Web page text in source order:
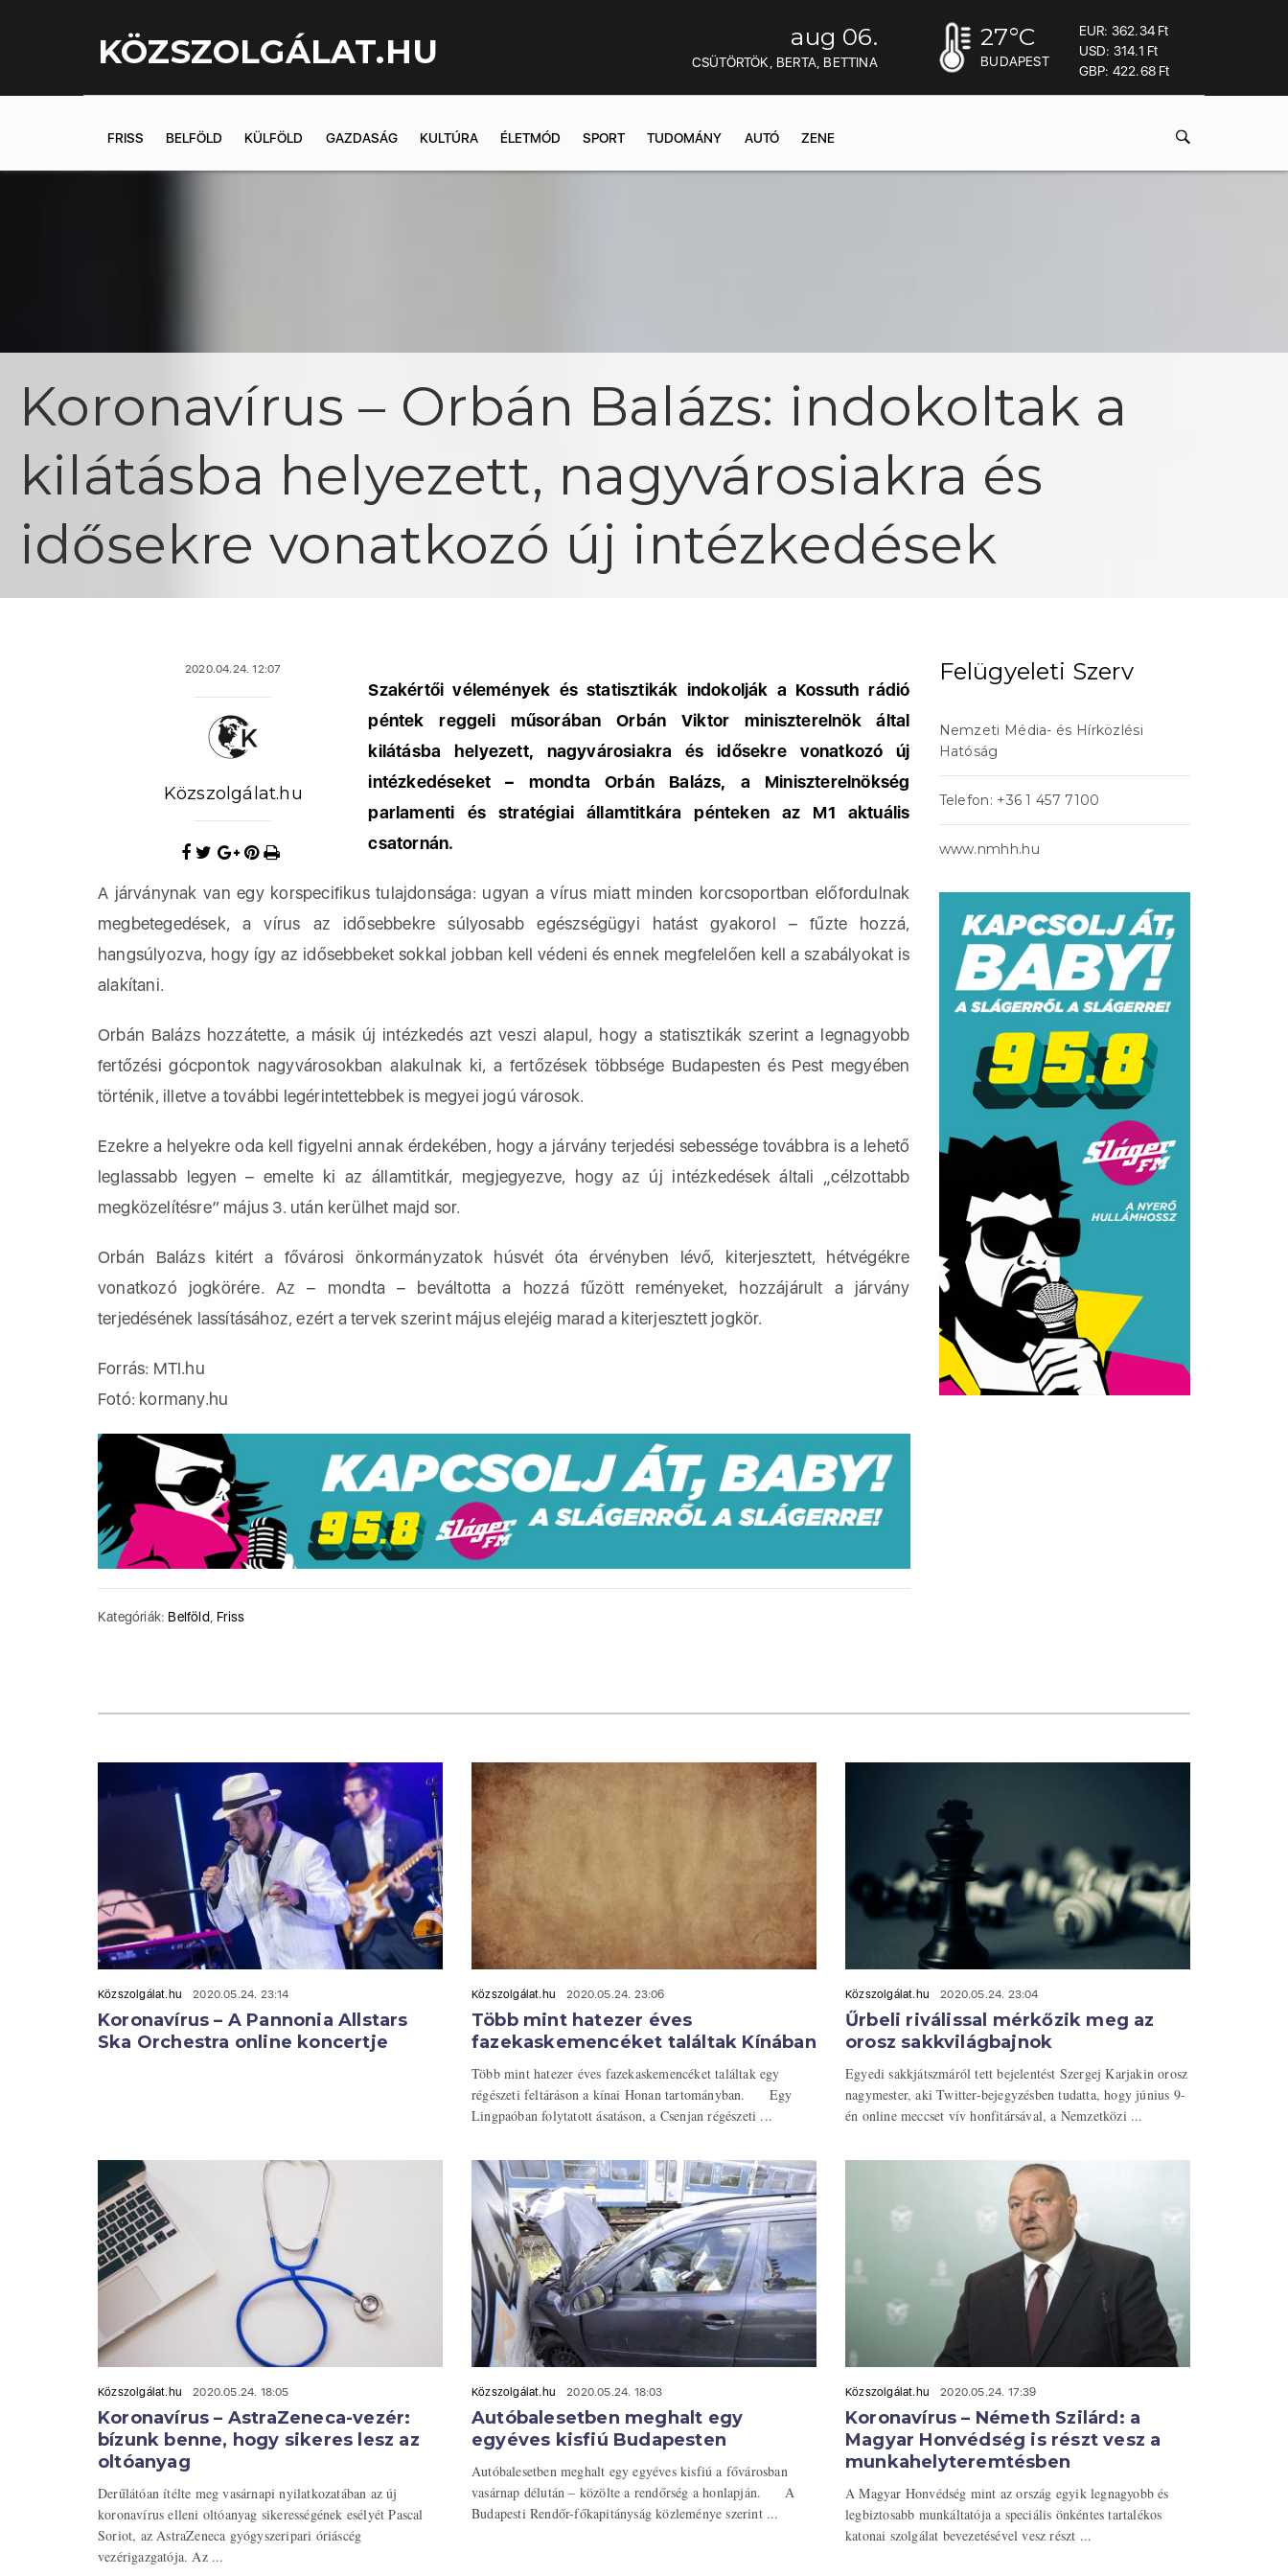
KÖZSZOLGÁLAT.HU aug 06.
CSÜTÖRTÖK, BERTA, BETTINA
27°C
BUDAPEST
EUR: 362.34 Ft
USD: 314.1 Ft
GBP: 422.68 Ft
FRISS BELFÖLD KÜLFÖLD GAZDASÁG KULTÚRA ÉLETMÓD SPORT TUDOMÁNY AUTÓ ZENE
Koronavírus – Orbán Balázs: indokoltak a
kilátásba helyezett, nagyvárosiakra és
idősekre vonatkozó új intézkedések
2020.04.24. 12:07
Közszolgálat.hu
Szakértői vélemények és statisztikák indokolják a Kossuth rádió
péntek reggeli műsorában Orbán Viktor miniszterelnök által
kilátásba helyezett, nagyvárosiakra és idősekre vonatkozó új
intézkedéseket – mondta Orbán Balázs, a Miniszterelnökség
parlamenti és stratégiai államtitkára pénteken az M1 aktuális
csatornán.
A járványnak van egy korspecifikus tulajdonsága: ugyan a vírus miatt minden korcsoportban előfordulnak
megbetegedések, a vírus az idősebbekre súlyosabb egészségügyi hatást gyakorol – fűzte hozzá,
hangsúlyozva, hogy így az idősebbeket sokkal jobban kell védeni és ennek megfelelően kell a szabályokat is
alakítani.
Orbán Balázs hozzátette, a másik új intézkedés azt veszi alapul, hogy a statisztikák szerint a legnagyobb
fertőzési gócpontok nagyvárosokban alakulnak ki, a fertőzések többsége Budapesten és Pest megyében
történik, illetve a további legérintettebbek is megyei jogú városok.
Ezekre a helyekre oda kell figyelni annak érdekében, hogy a járvány terjedési sebessége továbbra is a lehető
leglassabb legyen – emelte ki az államtitkár, megjegyezve, hogy az új intézkedések általi „célzottabb
megközelítésre” május 3. után kerülhet majd sor.
Orbán Balázs kitért a fővárosi önkormányzatok húsvét óta érvényben lévő, kiterjesztett, hétvégékre
vonatkozó jogkörére. Az – mondta – beváltotta a hozzá fűzött reményeket, hozzájárult a járvány
terjedésének lassításához, ezért a tervek szerint május elejéig marad a kiterjesztett jogkör.
Forrás: MTI.hu
Fotó: kormany.hu
Kategóriák: Belföld, Friss
Felügyeleti Szerv
Nemzeti Média- és Hírközlési
Hatóság
Telefon: +36 1 457 7100
www.nmhh.hu
Közszolgálat.hu 2020.05.24. 23:14
Koronavírus – A Pannonia Allstars
Ska Orchestra online koncertje
Közszolgálat.hu 2020.05.24. 23:06
Több mint hatezer éves
fazekaskemencéket találtak Kínában
Több mint hatezer éves fazekaskemencéket találtak egy
régészeti feltáráson a kínai Honan tartományban. Egy
Lingpaóban folytatott ásatáson, a Csenjan régészeti ...
Közszolgálat.hu 2020.05.24. 23:04
Űrbeli riválissal mérkőzik meg az
orosz sakkvilágbajnok
Egyedi sakkjátszmáról tett bejelentést Szergej Karjakin orosz
nagymester, aki Twitter-bejegyzésben tudatta, hogy június 9-
én online meccset vív honfitársával, a Nemzetközi ...
Közszolgálat.hu 2020.05.24. 18:05
Koronavírus – AstraZeneca-vezér:
bízunk benne, hogy sikeres lesz az
oltóanyag
Derűlátóan ítélte meg vasárnapi nyilatkozatában az új
koronavírus elleni oltóanyag sikerességének esélyét Pascal
Soriot, az AstraZeneca gyógyszeripari óriáscég
vezérigazgatója. Az ...
Közszolgálat.hu 2020.05.24. 18:03
Autóbalesetben meghalt egy
egyéves kisfiú Budapesten
Autóbalesetben meghalt egy egyéves kisfiú a fővárosban
vasárnap délután – közölte a rendőrség a honlapján. A
Budapesti Rendőr-főkapitányság közleménye szerint ...
Közszolgálat.hu 2020.05.24. 17:39
Koronavírus – Németh Szilárd: a
Magyar Honvédség is részt vesz a
munkahelyteremtésben
A Magyar Honvédség mint az ország egyik legnagyobb és
legbiztosabb munkáltatója a speciális önkéntes tartalékos
katonai szolgálat bevezetésével vesz részt ...